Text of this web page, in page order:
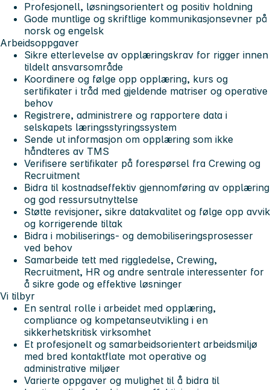
Profesjonell, løsningsorientert og positiv holdning
Gode muntlige og skriftlige kommunikasjonsevner på
norsk og engelsk
Arbeidsoppgaver
Sikre etterlevelse av opplæringskrav for rigger innen
tildelt ansvarsområde
Koordinere og følge opp opplæring, kurs og
sertifikater i tråd med gjeldende matriser og operative
behov
Registrere, administrere og rapportere data i
selskapets læringsstyringssystem
Sende ut informasjon om opplæring som ikke
håndteres av TMS
Verifisere sertifikater på forespørsel fra Crewing og
Recruitment
Bidra til kostnadseffektiv gjennomføring av opplæring
og god ressursutnyttelse
Støtte revisjoner, sikre datakvalitet og følge opp avvik
og korrigerende tiltak
Bidra i mobiliserings- og demobiliseringsprosesser
ved behov
Samarbeide tett med riggledelse, Crewing,
Recruitment, HR og andre sentrale interessenter for
å sikre gode og effektive løsninger
Vi tilbyr
En sentral rolle i arbeidet med opplæring,
compliance og kompetanseutvikling i en
sikkerhetskritisk virksomhet
Et profesjonelt og samarbeidsorientert arbeidsmiljø
med bred kontaktflate mot operative og
administrative miljøer
Varierte oppgaver og mulighet til å bidra til